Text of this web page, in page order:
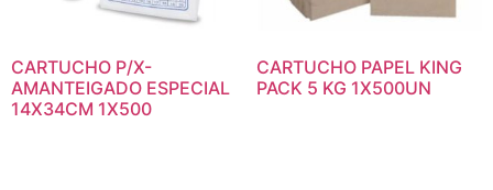
CARTUCHO P/X-
AMANTEIGADO ESPECIAL
14X34CM 1X500
CARTUCHO PAPEL KING
PACK 5 KG 1X500UN